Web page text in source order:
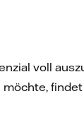
voll